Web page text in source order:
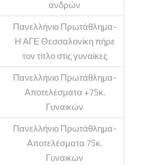
ανδρών
Πανελλήνιο Πρωτάθλημα-
Η ΑΓΕ Θεσσαλονίκη πήρε
τον τίτλο στις γυναίκες
Πανελλήνιο Πρωτάθλημα-
Αποτελέσματα +75κ.
Γυναικών
Πανελλήνιο Πρωτάθλημα-
Αποτελέσματα 75κ.
Γυναικών